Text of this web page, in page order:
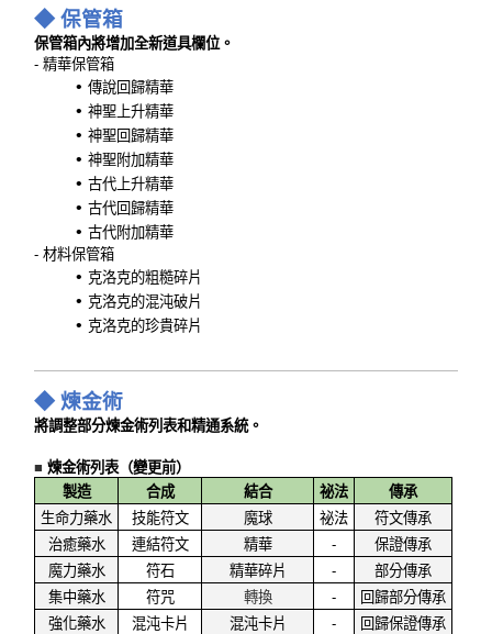
◆ 保管箱
保管箱內將增加全新道具欄位。
- 精華保管箱
傳說回歸精華
神聖上升精華
神聖回歸精華
神聖附加精華
古代上升精華
古代回歸精華
古代附加精華
- 材料保管箱
克洛克的粗糙碎片
克洛克的混沌破片
克洛克的珍貴碎片
◆ 煉金術
將調整部分煉金術列表和精通系統。
■煉金術列表（變更前）
製造
合成 結合 祕法
傳承
生命力藥水
技能符文 魔球 祕法
符文傳承
治癒藥水
連結符文 精華 -
保證傳承
魔力藥水
符石 精華碎片 -
部分傳承
集中藥水
符咒 轉換 -
回歸部分傳承
強化藥水
混沌卡片 混沌卡片 -
回歸保證傳承